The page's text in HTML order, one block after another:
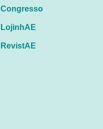
Congresso
LojinhAE
RevistAE